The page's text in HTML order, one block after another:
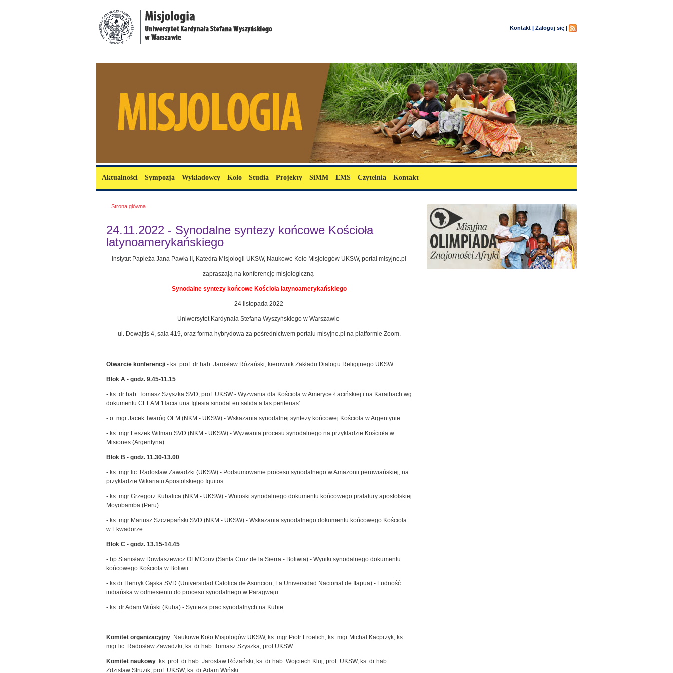
Kontakt | Zaloguj się |
Menu główne
Aktualności Sympozja Wykładowcy Koło Studia Projekty SiMM EMS Czytelnia Kontakt
Jesteś tutaj
Strona główna
24.11.2022 - Synodalne syntezy końcowe Kościoła
latynoamerykańskiego
Instytut Papieża Jana Pawła II, Katedra Misjologii UKSW, Naukowe Koło Misjologów UKSW, portal misyjne.pl
zapraszają na konferencję misjologiczną
Synodalne syntezy końcowe Kościoła latynoamerykańskiego
24 listopada 2022
Uniwersytet Kardynała Stefana Wyszyńskiego w Warszawie
ul. Dewajtis 4, sala 419, oraz forma hybrydowa za pośrednictwem portalu misyjne.pl na platformie Zoom.
Otwarcie konferencji - ks. prof. dr hab. Jarosław Różański, kierownik Zakładu Dialogu Religijnego UKSW
Blok A - godz. 9.45-11.15
- ks. dr hab. Tomasz Szyszka SVD, prof. UKSW - Wyzwania dla Kościoła w Ameryce Łacińskiej i na Karaibach wg
dokumentu CELAM 'Hacia una Iglesia sinodal en salida a las periferias'
- o. mgr Jacek Twaróg OFM (NKM - UKSW) - Wskazania synodalnej syntezy końcowej Kościoła w Argentynie
- ks. mgr Leszek Wilman SVD (NKM - UKSW) - Wyzwania procesu synodalnego na przykładzie Kościoła w
Misiones (Argentyna)
Blok B - godz. 11.30-13.00
- ks. mgr lic. Radosław Zawadzki (UKSW) - Podsumowanie procesu synodalnego w Amazonii peruwiańskiej, na
przykładzie Wikariatu Apostolskiego Iquitos
- ks. mgr Grzegorz Kubalica (NKM - UKSW) - Wnioski synodalnego dokumentu końcowego prałatury apostolskiej
Moyobamba (Peru)
- ks. mgr Mariusz Szczepański SVD (NKM - UKSW) - Wskazania synodalnego dokumentu końcowego Kościoła
w Ekwadorze
Blok C - godz. 13.15-14.45
- bp Stanisław Dowlaszewicz OFMConv (Santa Cruz de la Sierra - Boliwia) - Wyniki synodalnego dokumentu
końcowego Kościoła w Boliwii
- ks dr Henryk Gąska SVD (Universidad Catolica de Asuncion; La Universidad Nacional de Itapua) - Ludność
indiańska w odniesieniu do procesu synodalnego w Paragwaju
- ks. dr Adam Wiński (Kuba) - Synteza prac synodalnych na Kubie
Komitet organizacyjny: Naukowe Koło Misjologów UKSW, ks. mgr Piotr Froelich, ks. mgr Michał Kacprzyk, ks.
mgr lic. Radosław Zawadzki, ks. dr hab. Tomasz Szyszka, prof UKSW
Komitet naukowy: ks. prof. dr hab. Jarosław Różański, ks. dr hab. Wojciech Kluj, prof. UKSW, ks. dr hab.
Zdzisław Struzik, prof. UKSW, ks. dr Adam Wiński.